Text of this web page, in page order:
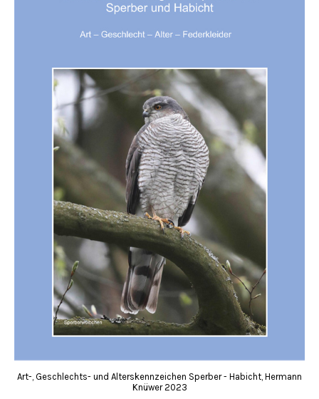
Art-, Geschlechts- und Alterskennzeichen Sperber - Habicht, Hermann
Knüwer 2023